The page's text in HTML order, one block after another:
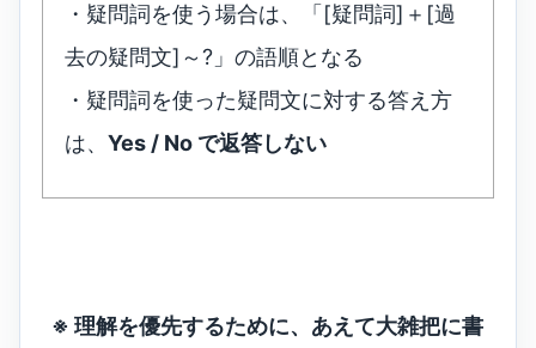
・疑問詞を使う場合は、「[疑問詞]＋[過
去の疑問文]～?」の語順となる
・疑問詞を使った疑問文に対する答え方
は、 Yes / No で返答しない
※ 理解を優先するために、あえて大雑把に書